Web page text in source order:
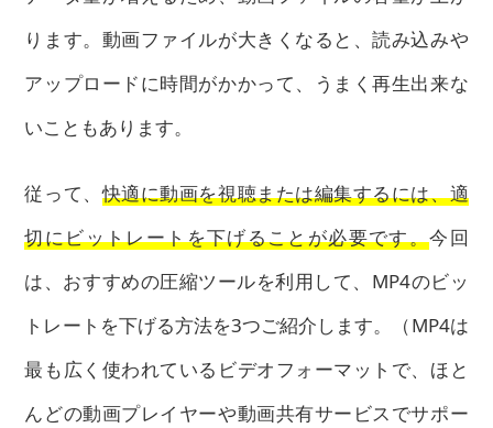
ります。動画ファイルが大きくなると、読み込みや
アップロードに時間がかかって、うまく再生出来な
いこともあります。
従って、快適に動画を視聴または編集するには、適
切にビットレートを下げることが必要です。今回
は、おすすめの圧縮ツールを利用して、MP4のビッ
トレートを下げる方法を3つご紹介します。（MP4は
最も広く使われているビデオフォーマットで、ほと
んどの動画プレイヤーや動画共有サービスでサポー